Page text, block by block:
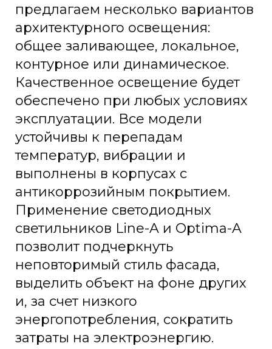
предлагаем несколько вариантов
архитектурного освещения:
общее заливающее, локальное,
контурное или динамическое.
Качественное освещение будет
обеспечено при любых условиях
эксплуатации. Все модели
устойчивы к перепадам
температур, вибрации и
выполнены в корпусах с
антикоррозийным покрытием.
Применение светодиодных
светильников Line-A и Optima-A
позволит подчеркнуть
неповторимый стиль фасада,
выделить объект на фоне других
и, за счет низкого
энергопотребления, сократить
затраты на электроэнергию.